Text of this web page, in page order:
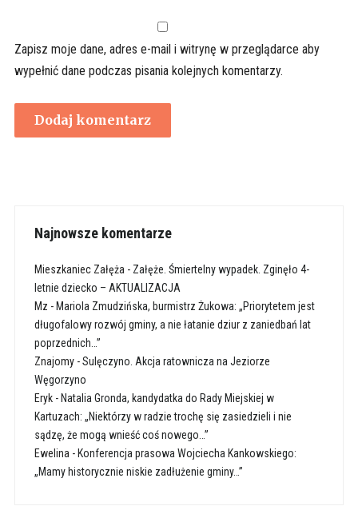
Zapisz moje dane, adres e-mail i witrynę w przeglądarce aby
wypełnić dane podczas pisania kolejnych komentarzy.
Najnowsze komentarze
Mieszkaniec Załęża - Załęże. Śmiertelny wypadek. Zginęło 4-
letnie dziecko – AKTUALIZACJA
Mz - Mariola Zmudzińska, burmistrz Żukowa: „Priorytetem jest
długofalowy rozwój gminy, a nie łatanie dziur z zaniedbań lat
poprzednich…”
Znajomy-Sulęczyno. Akcja ratownicza na Jeziorze
Węgorzyno
Eryk- Natalia Gronda, kandydatka do Rady Miejskiej w
Kartuzach: „Niektórzy w radzie trochę się zasiedzieli i nie
sądzę, że mogą wnieść coś nowego…”
Ewelina - Konferencja prasowa Wojciecha Kankowskiego:
„Mamy historycznie niskie zadłużenie gminy…”